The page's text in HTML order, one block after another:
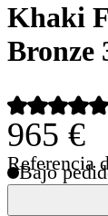
Khaki
Bronze
965 €
Referencia
Bajo